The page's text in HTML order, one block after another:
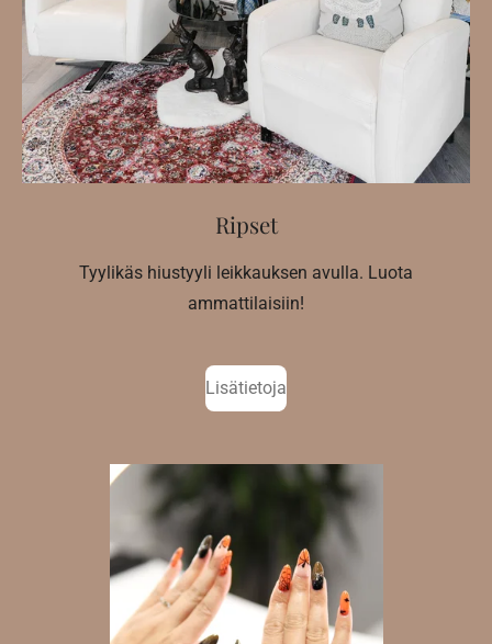
Ripset
Tyylikäs hiustyyli leikkauksen avulla. Luota
ammattilaisiin!
Lisätietoja